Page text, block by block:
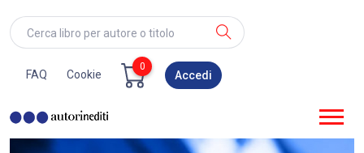
FAQ Cookie Accedi